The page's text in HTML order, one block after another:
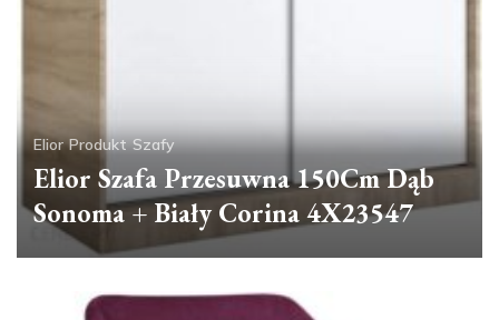
Elior Produkt Szafy
Elior Szafa Przesuwna 150Cm Dąb
Sonoma + Biały Corina 4X23547